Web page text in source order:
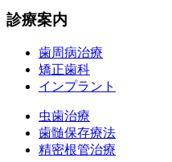
診療案内
歯周病治療
矯正歯科
インプラント
虫歯治療
歯髄保存療法
精密根管治療